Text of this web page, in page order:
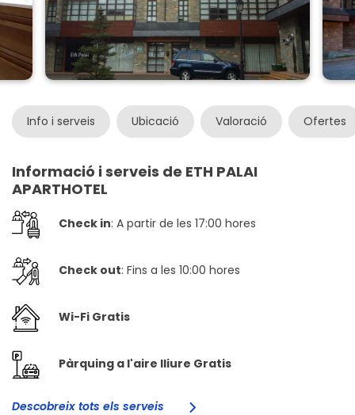
Info i serveis Ubicació Valoració Ofertes
Informació i serveis de ETH PALAI
APARTHOTEL
Check in: A partir de les 17:00 hores
Check out: Fins a les 10:00 hores
Wi-Fi Gratis
Pàrquing a l'aire lliure Gratis
Descobreix tots els serveis